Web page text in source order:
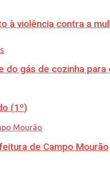
à violência contra a
do gás de cozinha para
(1º)
de Campo Mourão